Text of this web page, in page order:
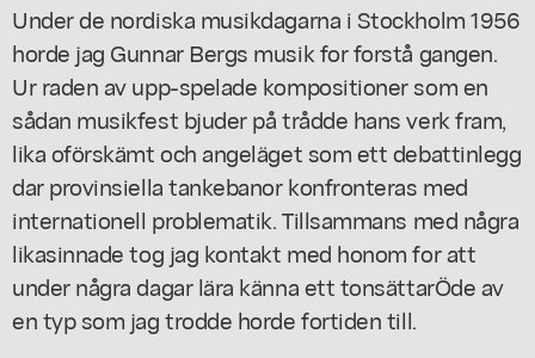
Under de nordiska musikdagarna i Stockholm 1956
horde jag Gunnar Bergs musik for forstå gangen.
Ur raden av upp-spelade kompositioner som en
sådan musikfest bjuder på trådde hans verk fram,
lika oförskämt och angeläget som ett debattinlegg
dar provinsiella tankebanor konfronteras med
internationell problematik. Tillsammans med några
likasinnade tog jag kontakt med honom for att
under några dagar lära känna ett tonsättarÖde av
en typ som jag trodde horde fortiden till.